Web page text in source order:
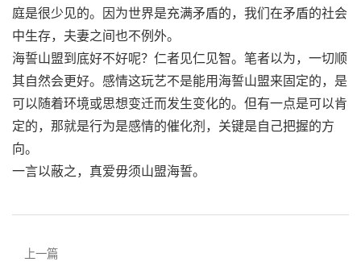
庭是很少见的。因为世界是充满矛盾的，我们在矛盾的社会
中生存，夫妻之间也不例外。
海誓山盟到底好不好呢？仁者见仁见智。笔者以为，一切顺
其自然会更好。感情这玩艺不是能用海誓山盟来固定的，是
可以随着环境或思想变迁而发生变化的。但有一点是可以肯
定的，那就是行为是感情的催化剂，关键是自己把握的方
向。
一言以蔽之，真爱毋须山盟海誓。
上一篇